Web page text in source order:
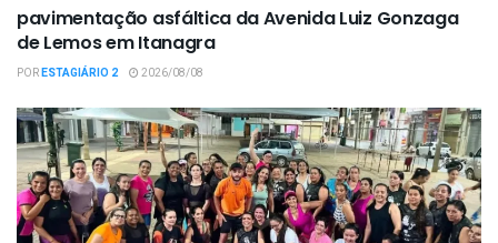
pavimentação asfáltica da Avenida Luiz Gonzaga
de Lemos em Itanagra
PORESTAGIÁRIO 2 2026/08/08